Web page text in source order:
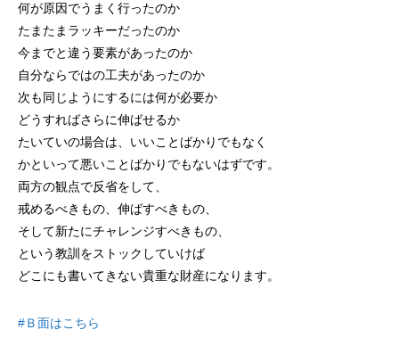
何が原因でうまく行ったのか
たまたまラッキーだったのか
今までと違う要素があったのか
自分ならではの工夫があったのか
次も同じようにするには何が必要か
どうすればさらに伸ばせるか
たいていの場合は、いいことばかりでもなく
かといって悪いことばかりでもないはずです。
両方の観点で反省をして、
戒めるべきもの、伸ばすべきもの、
そして新たにチャレンジすべきもの、
という教訓をストックしていけば
どこにも書いてきない貴重な財産になります。
#Ｂ面はこちら